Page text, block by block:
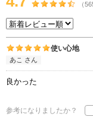
（
使い心地
あこ さん
良かった
参考になりましたか？